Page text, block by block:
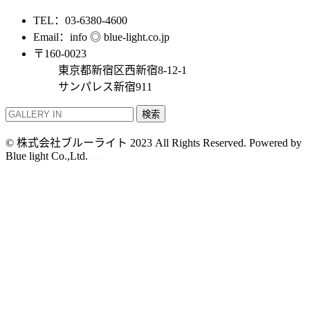
TEL：03-6380-4600
Email：info ◎ blue-light.co.jp
〒160-0023
東京都新宿区西新宿8-12-1
サンパレス新宿911
検索
© 株式会社ブルーライト 2023 All Rights Reserved. Powered by
Blue light Co.,Ltd.